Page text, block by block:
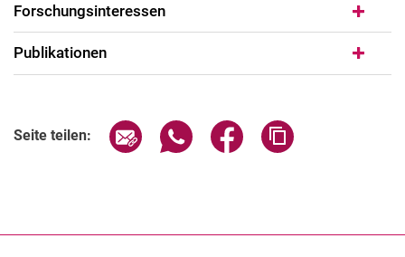
Forschungsinteressen
Publikationen
Seite teilen: Seite über E-Mail teilen
Seite über WhatsApp teilen
Seite über Facebook